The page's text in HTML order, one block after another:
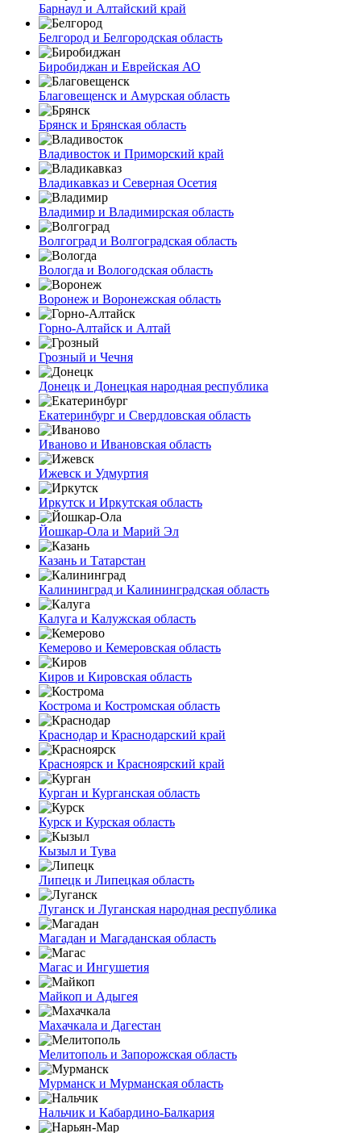
Барнаул и Алтайский край
Белгород и Белгородская область
Биробиджан и Еврейская АО
Благовещенск и Амурская область
Брянск и Брянская область
Владивосток и Приморский край
Владикавказ и Северная Осетия
Владимир и Владимирская область
Волгоград и Волгоградская область
Вологда и Вологодская область
Воронеж и Воронежская область
Горно-Алтайск и Алтай
Грозный и Чечня
Донецк и Донецкая народная республика
Екатеринбург и Свердловская область
Иваново и Ивановская область
Ижевск и Удмуртия
Иркутск и Иркутская область
Йошкар-Ола и Марий Эл
Казань и Татарстан
Калининград и Калининградская область
Калуга и Калужская область
Кемерово и Кемеровская область
Киров и Кировская область
Кострома и Костромская область
Краснодар и Краснодарский край
Красноярск и Красноярский край
Курган и Курганская область
Курск и Курская область
Кызыл и Тува
Липецк и Липецкая область
Луганск и Луганская народная республика
Магадан и Магаданская область
Магас и Ингушетия
Майкоп и Адыгея
Махачкала и Дагестан
Мелитополь и Запорожская область
Мурманск и Мурманская область
Нальчик и Кабардино-Балкария